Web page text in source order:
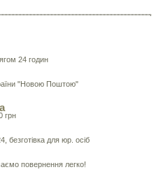
24 годин
"Новою Поштою"
грн
безготівка для юр. осіб
повернення легко!